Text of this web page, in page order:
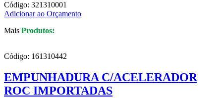
Código: 321310001
Adicionar ao Orçamento
Mais Produtos:
Código: 161310442
EMPUNHADURA C/ACELERADOR
ROC IMPORTADAS